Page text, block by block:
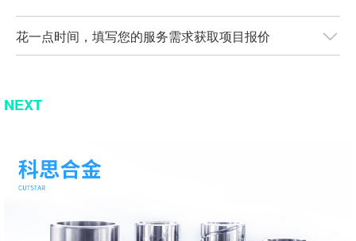
花一点时间，填写您的服务需求获取项目报价
NEXT